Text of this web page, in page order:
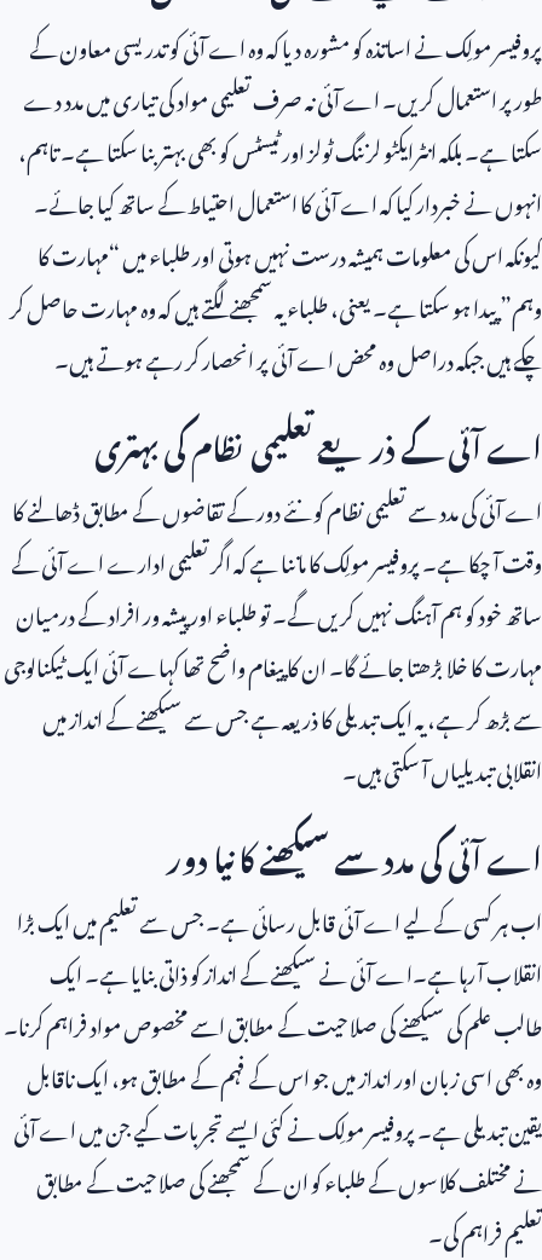
پروفیسر مولِک نے اساتذہ کو مشورہ دیا کہ وہ اے آئی کو تدریسی معاون کے
طور پر استعمال کریں۔ اے آئی نہ صرف تعلیمی مواد کی تیاری میں مدد دے
سکتا ہے۔ بلکہ انٹرایکٹو لرننگ ٹولز اور ٹیسٹس کو بھی بہتر بنا سکتا ہے۔ تاہم،
انہوں نے خبردار کیا کہ اے آئی کا استعمال احتیاط کے ساتھ کیا جائے۔
کیونکہ اس کی معلومات ہمیشہ درست نہیں ہوتی اور طلباء میں “مہارت کا
وہم” پیدا ہو سکتا ہے۔ یعنی، طلباء یہ سمجھنے لگتے ہیں کہ وہ مہارت حاصل کر
چکے ہیں جبکہ دراصل وہ محض اے آئی پر انحصار کر رہے ہوتے ہیں۔
اے آئی کے ذریعے تعلیمی نظام کی بہتری
اے آئی کی مدد سے تعلیمی نظام کو نئے دور کے تقاضوں کے مطابق ڈھالنے کا
وقت آ چکا ہے۔ پروفیسر مولِک کا ماننا ہے کہ اگر تعلیمی ادارے اے آئی کے
ساتھ خود کو ہم آہنگ نہیں کریں گے۔ تو طلباء اور پیشہ ور افراد کے درمیان
مہارت کا خلا بڑھتا جائے گا۔ ان کا پیغام واضح تھا کہاے آئی ایک ٹیکنالوجی
سے بڑھ کر ہے، یہ ایک تبدیلی کا ذریعہ ہے جس سے سیکھنے کے انداز میں
انقلابی تبدیلیاں آ سکتی ہیں۔
اے آئی کی مدد سے سیکھنے کا نیا دور
اب ہر کسی کے لیے اے آئی قابل رسائی ہے۔ جس سے تعلیم میں ایک بڑا
انقلاب آ رہا ہے۔اے آئی نے سیکھنے کے انداز کو ذاتی بنایا ہے۔ ایک
طالب علم کی سیکھنے کی صلاحیت کے مطابق اسے مخصوص مواد فراہم کرنا۔
وہ بھی اسی زبان اور انداز میں جو اس کے فہم کے مطابق ہو، ایک ناقابل
یقین تبدیلی ہے۔ پروفیسر مولِک نے کئی ایسے تجربات کیے جن میں اے آئی
نے مختلف کلاسوں کے طلباء کو ان کے سمجھنے کی صلاحیت کے مطابق
تعلیم فراہم کی۔